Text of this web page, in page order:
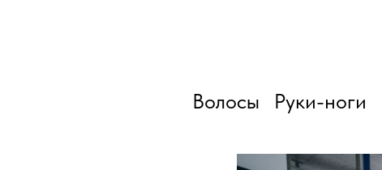
Руки-ноги
Волосы